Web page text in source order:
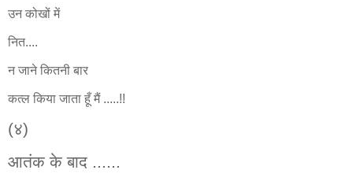
उन कोखों में
नित....
न जाने कितनी बार
कत्ल किया जाता हूँ मैं .....!!
(४)
आतंक के बाद ......